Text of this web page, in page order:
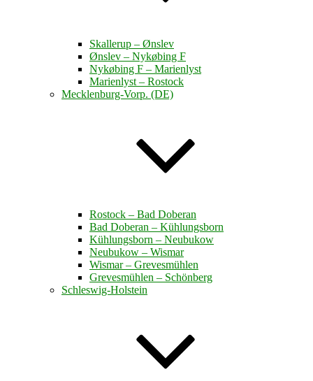
Skallerup – Ønslev
Ønslev – Nykøbing F
Nykøbing F – Marienlyst
Marienlyst – Rostock
Mecklenburg-Vorp. (DE)
Rostock – Bad Doberan
Bad Doberan – Kühlungsborn
Kühlungsborn – Neubukow
Neubukow – Wismar
Wismar – Grevesmühlen
Grevesmühlen – Schönberg
Schleswig-Holstein